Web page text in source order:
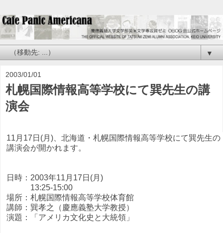
▼
2003/01/01
札幌国際情報高等学校にて巽先生の講
演会
11月17日(月)、北海道・札幌国際情報高等学校にて巽先生の
講演会が開かれます。
日時：2003年11月17日(月)
13:25-15:00
場所：札幌国際情報高等学校体育館
講師：巽孝之（慶應義塾大学教授）
演題：「アメリカ文化史と大統領」